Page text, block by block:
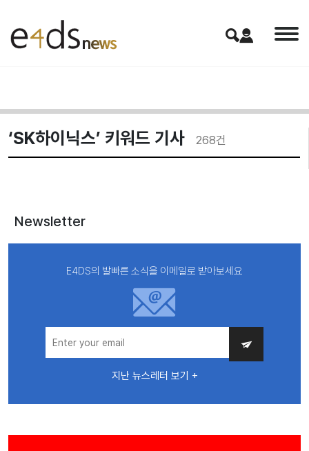
‘SK하이닉스’ 키워드 기사 268건
Newsletter
E4DS의 발빠른 소식을 이메일로 받아보세요
지난 뉴스레터 보기 +